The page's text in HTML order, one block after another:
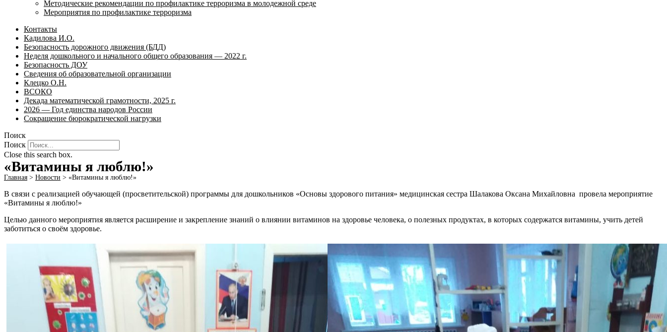
Методические рекомендации по профилактике терроризма в молодежной среде
Мероприятия по профилактике терроризма
Контакты
Кадилова И.О.
Безопасность дорожного движения (БДД)
Неделя дошкольного и начального общего образования — 2022 г.
Безопасность ДОУ
Сведения об образовательной организации
Клецко О.Н.
ВСОКО
Декада математической грамотности, 2025 г.
2026 — Год единства народов России
Сокращение бюрократической нагрузки
Поиск
Поиск
Close this search box.
«Витамины я люблю!»
Главная > Новости > «Витамины я люблю!»
В связи с реализацией обучающей (просветительской) программы для дошкольников «Основы здорового питания» медицинская сестра Шалакова Оксана Михайловна провела мероприятие
«Витамины я люблю!»
Целью данного мероприятия является расширение и закрепление знаний о влиянии витаминов на здоровье человека, о полезных продуктах, в которых содержатся витамины, учить детей
заботиться о своём здоровье.